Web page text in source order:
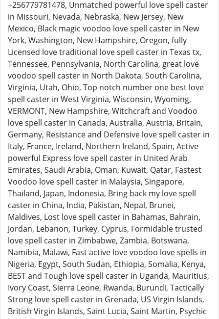
+256779781478, Unmatched powerful love spell caster
in Missouri, Nevada, Nebraska, New Jersey, New
Mexico, Black magic voodoo love spell caster in New
York, Washington, New Hampshire, Oregon, fully
Licensed love traditional love spell caster in Texas tx,
Tennessee, Pennsylvania, North Carolina, great love
voodoo spell caster in North Dakota, South Carolina,
Virginia, Utah, Ohio, Top notch number one best love
spell caster in West Virginia, Wisconsin, Wyoming,
VERMONT, New Hampshire, Witchcraft and Voodoo
love spell caster in Canada, Australia, Austria, Britain,
Germany, Resistance and Defensive love spell caster in
Italy, France, Ireland, Northern Ireland, Spain, Active
powerful Express love spell caster in United Arab
Emirates, Saudi Arabia, Oman, Kuwait, Qatar, Fastest
Voodoo love spell caster in Malaysia, Singapore,
Thailand, Japan, Indonesia, Bring back my love spell
caster in China, India, Pakistan, Nepal, Brunei,
Maldives, Lost love spell caster in Bahamas, Bahrain,
Jordan, Lebanon, Turkey, Cyprus, Formidable trusted
love spell caster in Zimbabwe, Zambia, Botswana,
Namibia, Malawi, Fast active love voodoo love spells in
Nigeria, Egypt, South Sudan, Ethiopia, Somalia, Kenya,
BEST and Tough love spell caster in Uganda, Mauritius,
Ivory Coast, Sierra Leone, Rwanda, Burundi, Tactically
Strong love spell caster in Grenada, US Virgin Islands,
British Virgin Islands, Saint Lucia, Saint Martin, Psychic